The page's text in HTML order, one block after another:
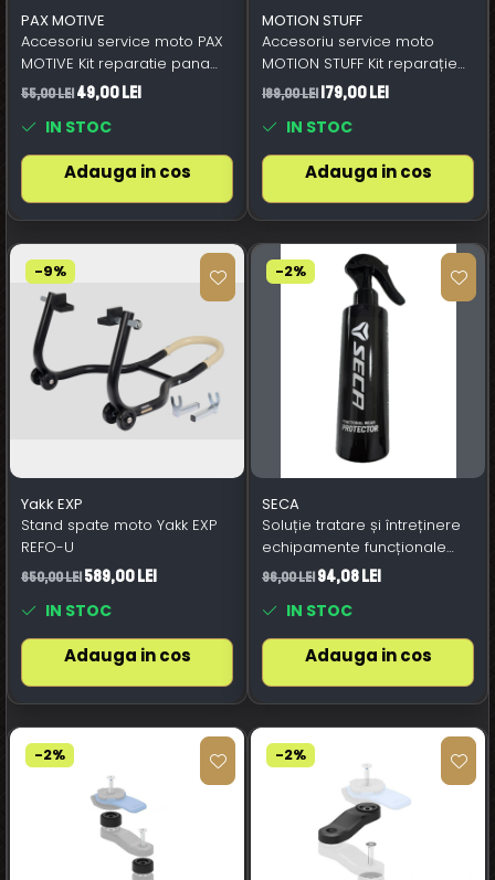
PAX MOTIVE
Accesoriu service moto PAX
MOTIVE Kit reparatie pana
Tubeless/RMS 267020020
55,00 Lei49,00 Lei
IN STOC
Adauga in cos
MOTION STUFF
Accesoriu service moto
MOTION STUFF Kit reparație
pană STF-902-0017 cu CO2
189,00 Lei179,00 Lei
IN STOC
Adauga in cos
-9%
Yakk EXP
Stand spate moto Yakk EXP
REFO-U
650,00 Lei589,00 Lei
IN STOC
Adauga in cos
-2%
SECA
Soluție tratare și întreținere
echipamente funcționale
SECA
96,00 Lei94,08 Lei
IN STOC
Adauga in cos
-2% -2%